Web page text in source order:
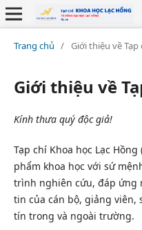
Trang chủ / Giới thiệu về Tạp
Giới thiệu về
Kính thưa quý độc giả!
Tạp chí Khoa học Lạc
phẩm khoa học với sứ
trình nghiên cứu, đáp ứng
tin của cán bộ, giảng viên,
tín trong và ngoài trường.